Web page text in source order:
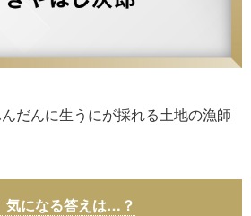
だんに生うにが採れる土地の漁師
気になる答えは…？